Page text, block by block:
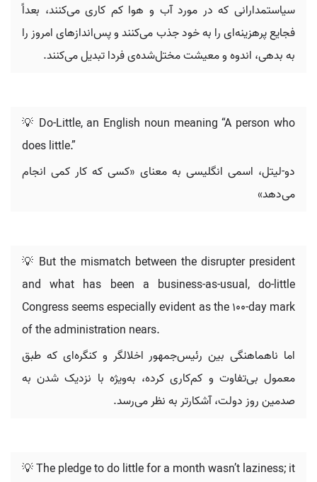
سیاستمدارانی که در مورد آب و هوا کم کاری می‌کنند، بعداً
فجایع پرهزینه‌ای را به خود جذب می‌کنند و پس‌اندازهای امروز را
به بدهی، اندوه و معیشت مختل‌شده‌ی فردا تبدیل می‌کنند.
💡 Do-Little, an English noun meaning “A person who
does little.”
دو-لیتل، اسمی انگلیسی به معنای «کسی که کار کمی انجام
می‌دهد»
💡 But the mismatch between the disrupter president
and what has been a business-as-usual, do-little
Congress seems especially evident as the 100-day mark
of the administration nears.
اما ناهماهنگی بین رئیس‌جمهور اخلالگر و کنگره‌ای که طبق
معمول بی‌تفاوت و کم‌کاری کرده، به‌ویژه با نزدیک شدن به
صدمین روز دولت، آشکارتر به نظر می‌رسد.
💡 The pledge to do little for a month wasn’t laziness; it